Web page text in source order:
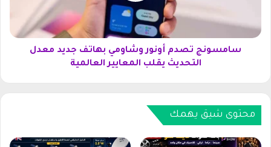
ط
ج
ص
ر
و
سامسونج تصدم أونور وشاومي بهاتف جديد معدل
التحديث يقلب المعايير العالمية
محتوى شيق يهمك